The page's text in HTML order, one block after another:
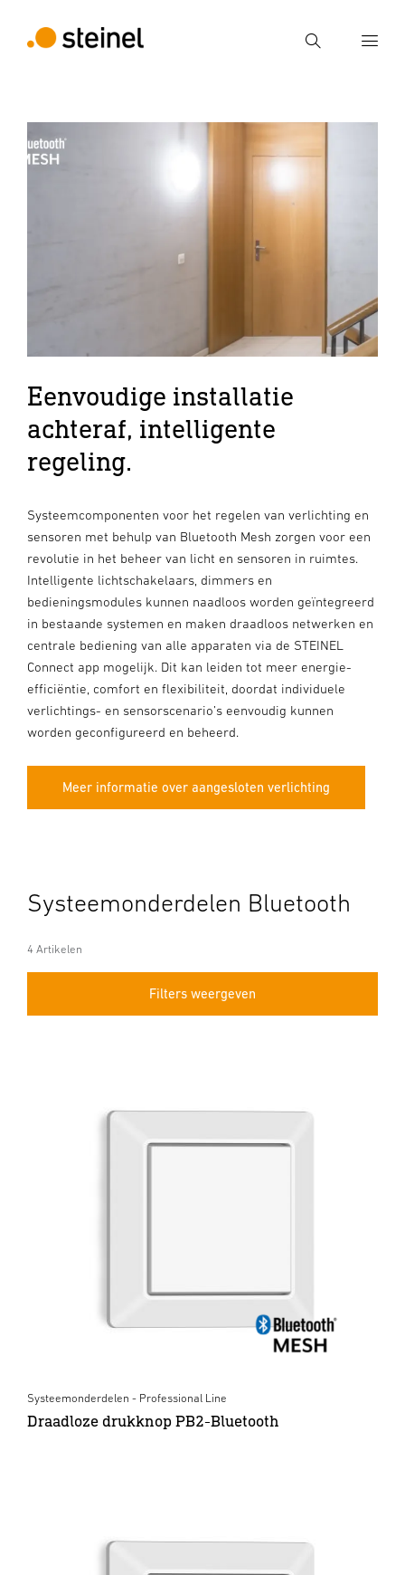
Zoek
Voer een zoekterm in
Eenvoudige installatie
achteraf, intelligente
regeling.
Systeemcomponenten voor het regelen van verlichting en
sensoren met behulp van Bluetooth Mesh zorgen voor een
revolutie in het beheer van licht en sensoren in ruimtes.
Intelligente lichtschakelaars, dimmers en
bedieningsmodules kunnen naadloos worden geïntegreerd
in bestaande systemen en maken draadloos netwerken en
centrale bediening van alle apparaten via de STEINEL
Connect app mogelijk. Dit kan leiden tot meer energie-
efficiëntie, comfort en flexibiliteit, doordat individuele
verlichtings- en sensorscenario’s eenvoudig kunnen
worden geconfigureerd en beheerd.
Meer informatie over aangesloten verlichting
Systeemonderdelen Bluetooth
4 Artikelen
Filters weergeven
Systeemonderdelen - Professional Line
Draadloze drukknop PB2-Bluetooth